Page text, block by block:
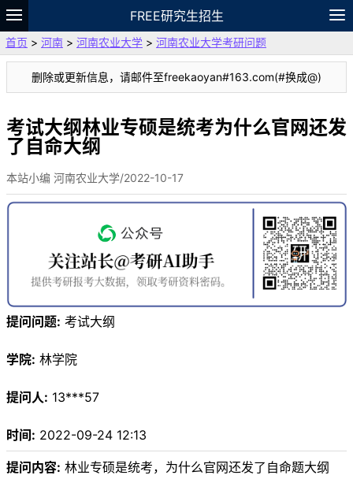
FREE研究生招生
题库
故事 专题 APP 笔记
论坛
VIP
资料
首页 > 河南 > 河南农业大学 > 河南农业大学考研问题
删除或更新信息，请邮件至freekaoyan#163.com(#换成@)
考试大纲林业专硕是统考为什么官网还发
了自命大纲
本站小编 河南农业大学/2022-10-17
提问问题: 考试大纲
学院: 林学院
提问人: 13***57
时间: 2022-09-24 12:13
提问内容: 林业专硕是统考，为什么官网还发了自命题大纲